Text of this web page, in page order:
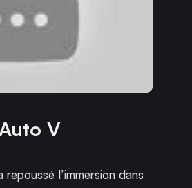
V
repoussé l’immersion dans